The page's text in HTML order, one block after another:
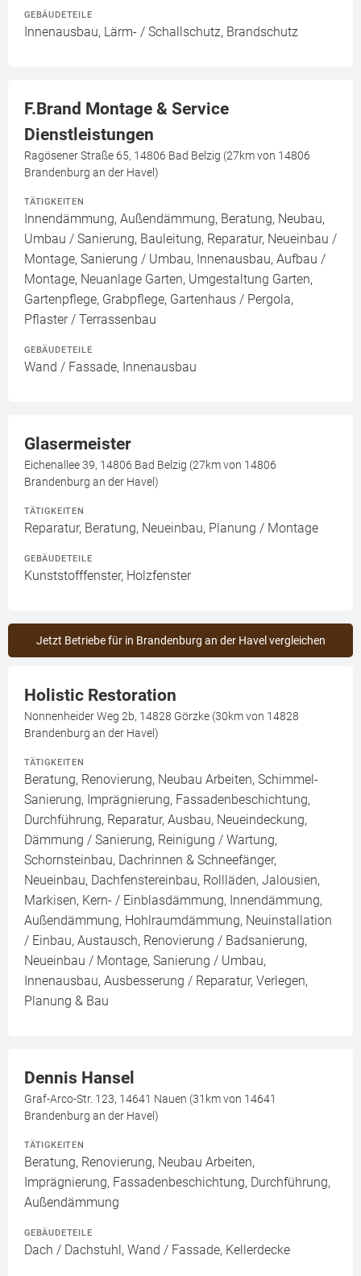
GEBÄUDETEILE
Innenausbau, Lärm- / Schallschutz, Brandschutz
F.Brand Montage & Service
Dienstleistungen
Ragösener Straße 65, 14806 Bad Belzig (27km von 14806
Brandenburg an der Havel)
TÄTIGKEITEN
Innendämmung, Außendämmung, Beratung, Neubau,
Umbau / Sanierung, Bauleitung, Reparatur, Neueinbau /
Montage, Sanierung / Umbau, Innenausbau, Aufbau /
Montage, Neuanlage Garten, Umgestaltung Garten,
Gartenpflege, Grabpflege, Gartenhaus / Pergola,
Pflaster / Terrassenbau
GEBÄUDETEILE
Wand / Fassade, Innenausbau
Glasermeister
Eichenallee 39, 14806 Bad Belzig (27km von 14806
Brandenburg an der Havel)
TÄTIGKEITEN
Reparatur, Beratung, Neueinbau, Planung / Montage
GEBÄUDETEILE
Kunststofffenster, Holzfenster
Jetzt Betriebe für in Brandenburg an der Havel vergleichen
Holistic Restoration
Nonnenheider Weg 2b, 14828 Görzke (30km von 14828
Brandenburg an der Havel)
TÄTIGKEITEN
Beratung, Renovierung, Neubau Arbeiten, Schimmel-
Sanierung, Imprägnierung, Fassadenbeschichtung,
Durchführung, Reparatur, Ausbau, Neueindeckung,
Dämmung / Sanierung, Reinigung / Wartung,
Schornsteinbau, Dachrinnen & Schneefänger,
Neueinbau, Dachfenstereinbau, Rollläden, Jalousien,
Markisen, Kern- / Einblasdämmung, Innendämmung,
Außendämmung, Hohlraumdämmung, Neuinstallation
/ Einbau, Austausch, Renovierung / Badsanierung,
Neueinbau / Montage, Sanierung / Umbau,
Innenausbau, Ausbesserung / Reparatur, Verlegen,
Planung & Bau
Dennis Hansel
Graf-Arco-Str. 123, 14641 Nauen (31km von 14641
Brandenburg an der Havel)
TÄTIGKEITEN
Beratung, Renovierung, Neubau Arbeiten,
Imprägnierung, Fassadenbeschichtung, Durchführung,
Außendämmung
GEBÄUDETEILE
Dach / Dachstuhl, Wand / Fassade, Kellerdecke